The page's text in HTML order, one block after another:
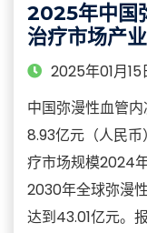
2025年中国
治疗市场产
报告2025年01月15
中国弥漫性血管
8.93亿元（人民
疗市场规模2024
2030年全球弥漫
达到43.01亿元。